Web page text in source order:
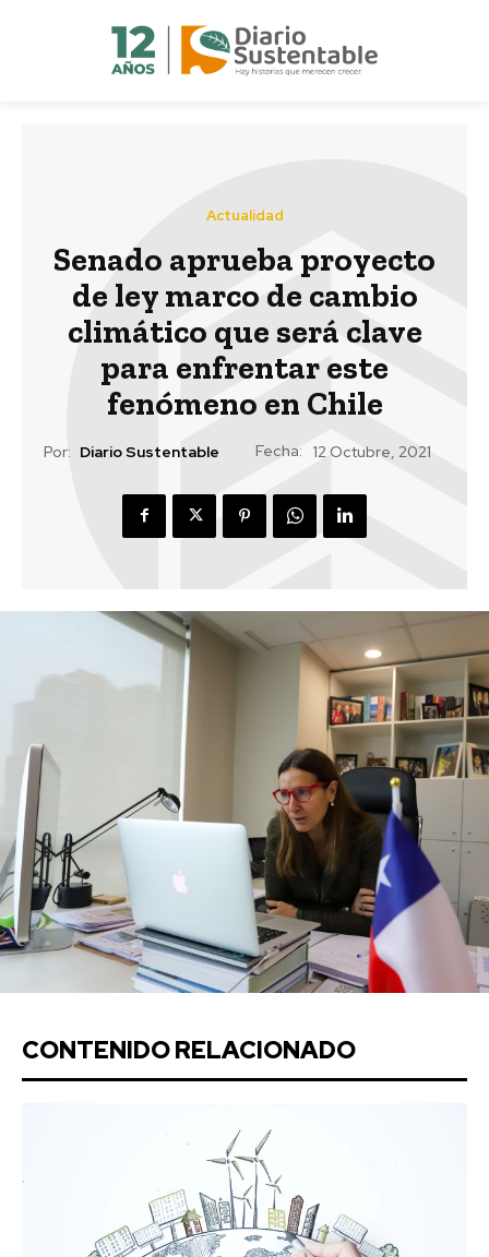
Actualidad
Senado aprueba proyecto
de ley marco de cambio
climático que será clave
para enfrentar este
fenómeno en Chile
Por: Diario Sustentable Fecha: 12 Octubre, 2021
CONTENIDO RELACIONADO